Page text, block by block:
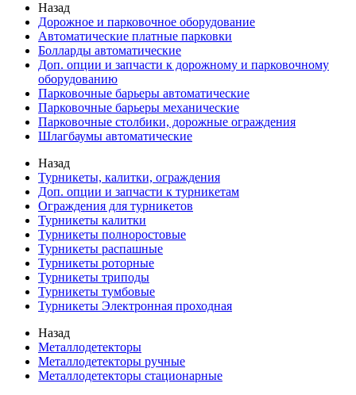
Назад
Дорожное и парковочное оборудование
Автоматические платные парковки
Болларды автоматические
Доп. опции и запчасти к дорожному и парковочному
оборудованию
Парковочные барьеры автоматические
Парковочные барьеры механические
Парковочные столбики, дорожные ограждения
Шлагбаумы автоматические
Назад
Турникеты, калитки, ограждения
Доп. опции и запчасти к турникетам
Ограждения для турникетов
Турникеты калитки
Турникеты полноростовые
Турникеты распашные
Турникеты роторные
Турникеты триподы
Турникеты тумбовые
Турникеты Электронная проходная
Назад
Металлодетекторы
Металлодетекторы ручные
Металлодетекторы стационарные